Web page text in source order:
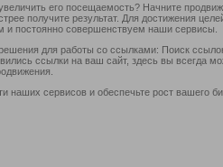
его посещаемость? Начните
получите результат. Для достижения
и постоянно совершенствуем наши сервисы.
для работы со ссылками: Поиск
ссылки на ваш сайт, здесь вы всегда
наших сервисов и обеспечьте рост вашего